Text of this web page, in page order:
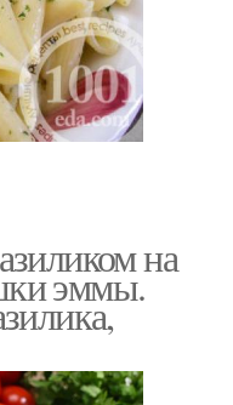
на
эммы.